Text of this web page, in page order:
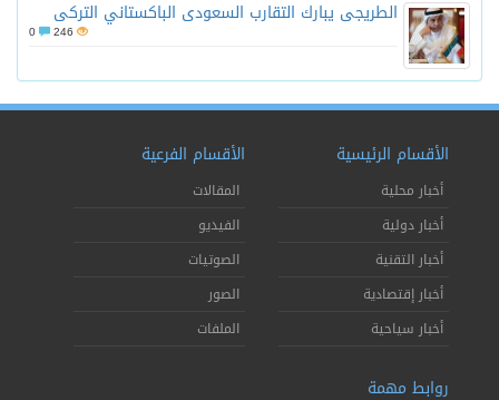
الطريجى يبارك التقارب السعودى الباكستاني التركى
246
الأقسام الرئيسية
أخبار محلية
أخبار دولية
أخبار التقنية
أخبار إقتصادية
أخبار سياحية
الأقسام الفرعية
المقالات
الفيديو
الصوتيات
الصور
الملفات
روابط مهمة